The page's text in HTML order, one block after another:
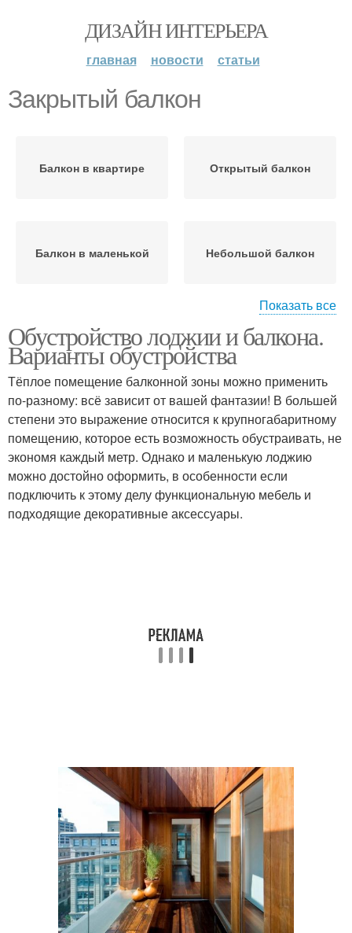
ДИЗАЙН ИНТЕРЬЕРА
главная новости статьи
Закрытый балкон
Балкон в квартире Открытый балкон
Балкон в маленькой Небольшой балкон
Длинный балкон
Показать все
Обустройство лоджии и балкона.
Варианты обустройства
Тёплое помещение балконной зоны можно применить
по-разному: всё зависит от вашей фантазии! В большей
степени это выражение относится к крупногабаритному
помещению, которое есть возможность обустраивать, не
экономя каждый метр. Однако и маленькую лоджию
можно достойно оформить, в особенности если
подключить к этому делу функциональную мебель и
подходящие декоративные аксессуары.